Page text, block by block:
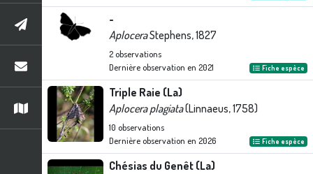
-
AploceraStephens, 1827
2observations
Dernière observation en 2021 Fiche espèce
Triple Raie (La)
Aplocera plagiata(Linnaeus, 1758)
10 observations
Dernière observation en 2026 Fiche espèce
Chésias du Genêt (La)